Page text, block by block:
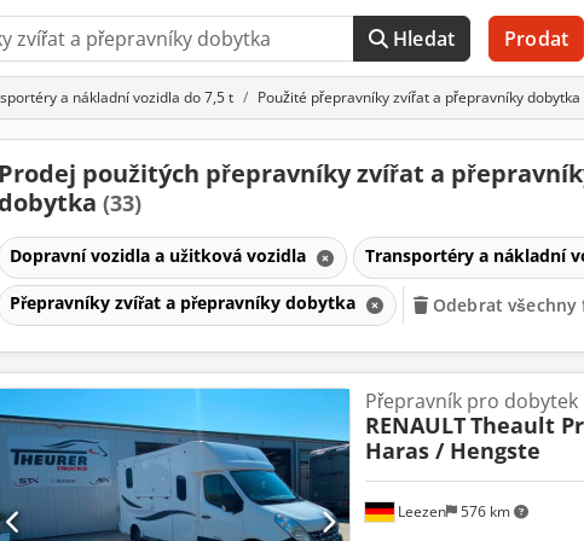
Hledat Prodat
a nákladní vozidla do 7,5 t Použité přepravníky zvířat a přepravníky dobytka
Prodej použitých přepravníky zvířat a
dobytka (33)
Dopravní vozidla a užitková vozidla Transportéry a nákladní
Přepravníky zvířat a přepravníky dobytka Odebrat
Leezen 576 km
Přepravník pro dobytek
RENAULTTheault
Haras / Hengste